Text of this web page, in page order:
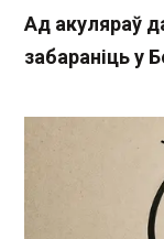
Ад акуляраў
забараніць у